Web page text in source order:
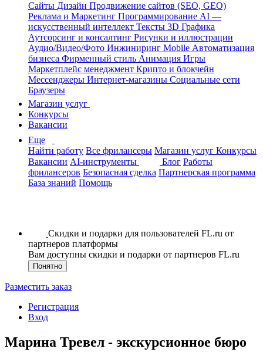
Сайты Дизайн Продвижение сайтов (SEO, GEO)
Реклама и Маркетинг Программирование AI —
искусственный интеллект Тексты 3D Графика
Аутсорсинг и консалтинг Рисунки и иллюстрации
Аудио/Видео/Фото Инжиниринг Mobile Автоматизация
бизнеса Фирменный стиль Анимация Игры
Маркетплейс менеджмент Крипто и блокчейн
Мессенджеры Интернет-магазины Социальные сети
Браузеры
Магазин услуг
Конкурсы
Вакансии
Еще
Найти работу Все фрилансеры Магазин услуг Конкурсы
Вакансии AI-инструменты Блог Работы
фрилансеров Безопасная сделка Партнерская программа
База знаний Помощь
Скидки и подарки для пользователей FL.ru от
партнеров платформы
Вам доступны скидки и подарки от партнеров FL.ru
Понятно
Разместить заказ
Регистрация
Вход
Марина Тревел - экскурсионное бюро